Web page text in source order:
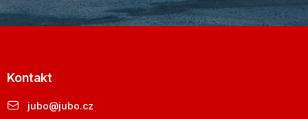
Kontakt
jubo@jubo.cz